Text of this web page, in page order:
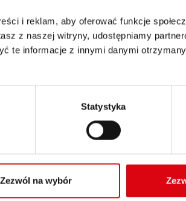
i reklam, aby oferować funkcje
z naszej witryny, udostępniamy
te informacje z innymi danymi
Statystyka
Zezwól na wybór
3500